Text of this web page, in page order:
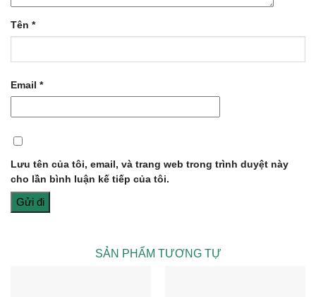
Tên *
Email *
Lưu tên của tôi, email, và trang web trong trình duyệt này
cho lần bình luận kế tiếp của tôi.
SẢN PHẨM TƯƠNG TỰ